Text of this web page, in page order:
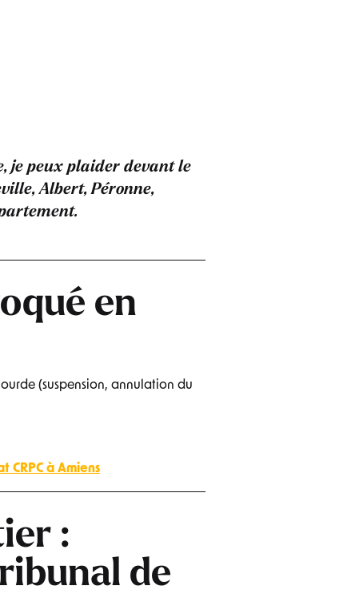
je peux plaider devant le
Albert, Péronne,
en
(suspension, annulation du
CRPC à Amiens
:
de